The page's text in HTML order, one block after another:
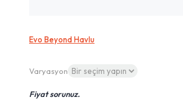
Evo Beyond Havlu
Varyasyon
Fiyat sorunuz.